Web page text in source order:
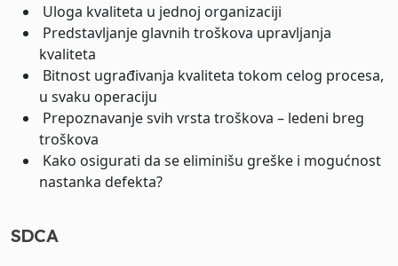
Uloga kvaliteta u jednoj organizaciji
Predstavljanje glavnih troškova upravljanja
kvaliteta
Bitnost ugrađivanja kvaliteta tokom celog procesa,
u svaku operaciju
Prepoznavanje svih vrsta troškova – ledeni breg
troškova
Kako osigurati da se eliminišu greške i mogućnost
nastanka defekta?
SDCA